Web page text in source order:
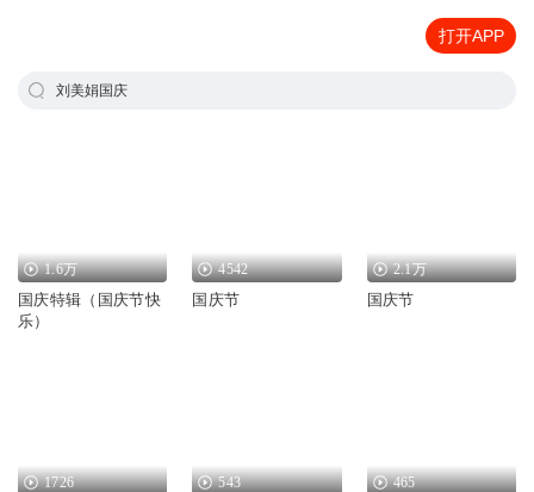
打开APP
刘美娟国庆
1.6万
国庆特辑（国庆节快
乐）
4542
国庆节
2.1万
国庆节
1726 543 465